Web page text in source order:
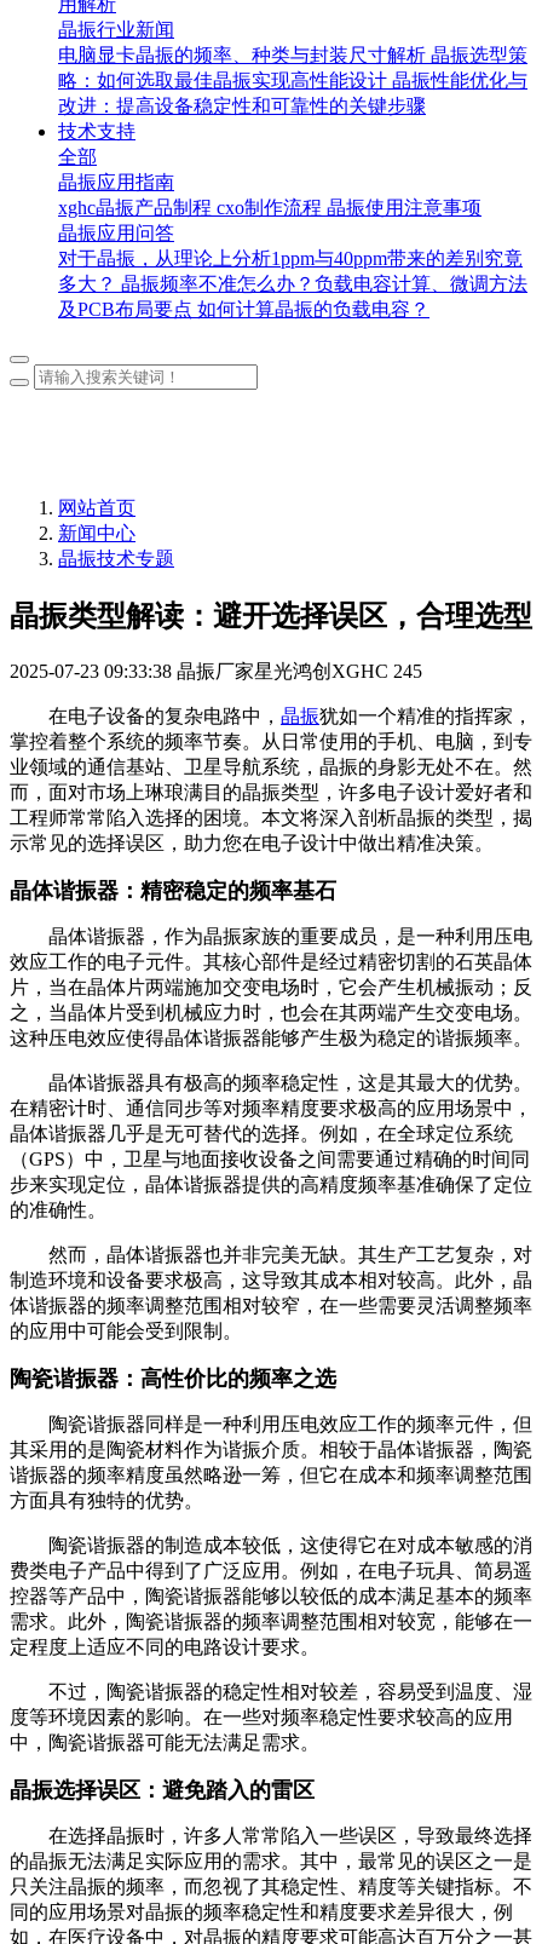
用解析
晶振行业新闻
电脑显卡晶振的频率、种类与封装尺寸解析 晶振选型策
略：如何选取最佳晶振实现高性能设计 晶振性能优化与
改进：提高设备稳定性和可靠性的关键步骤
技术支持
全部
晶振应用指南
xghc晶振产品制程 cxo制作流程 晶振使用注意事项
晶振应用问答
对于晶振，从理论上分析1ppm与40ppm带来的差别究竟
多大？ 晶振频率不准怎么办？负载电容计算、微调方法
及PCB布局要点 如何计算晶振的负载电容？
网站首页
新闻中心
晶振技术专题
晶振类型解读：避开选择误区，合理选型
2025-07-23 09:33:38 晶振厂家星光鸿创XGHC 245
在电子设备的复杂电路中， 晶振犹如一个精准的指挥家，
掌控着整个系统的频率节奏。从日常使用的手机、电脑，到专
业领域的通信基站、卫星导航系统，晶振的身影无处不在。然
而，面对市场上琳琅满目的晶振类型，许多电子设计爱好者和
工程师常常陷入选择的困境。本文将深入剖析晶振的类型，揭
示常见的选择误区，助力您在电子设计中做出精准决策。
晶体谐振器：精密稳定的频率基石
晶体谐振器，作为晶振家族的重要成员，是一种利用压电
效应工作的电子元件。其核心部件是经过精密切割的石英晶体
片，当在晶体片两端施加交变电场时，它会产生机械振动；反
之，当晶体片受到机械应力时，也会在其两端产生交变电场。
这种压电效应使得晶体谐振器能够产生极为稳定的谐振频率。
晶体谐振器具有极高的频率稳定性，这是其最大的优势。
在精密计时、通信同步等对频率精度要求极高的应用场景中，
晶体谐振器几乎是无可替代的选择。例如，在全球定位系统
（GPS）中，卫星与地面接收设备之间需要通过精确的时间同
步来实现定位，晶体谐振器提供的高精度频率基准确保了定位
的准确性。
然而，晶体谐振器也并非完美无缺。其生产工艺复杂，对
制造环境和设备要求极高，这导致其成本相对较高。此外，晶
体谐振器的频率调整范围相对较窄，在一些需要灵活调整频率
的应用中可能会受到限制。
陶瓷谐振器：高性价比的频率之选
陶瓷谐振器同样是一种利用压电效应工作的频率元件，但
其采用的是陶瓷材料作为谐振介质。相较于晶体谐振器，陶瓷
谐振器的频率精度虽然略逊一筹，但它在成本和频率调整范围
方面具有独特的优势。
陶瓷谐振器的制造成本较低，这使得它在对成本敏感的消
费类电子产品中得到了广泛应用。例如，在电子玩具、简易遥
控器等产品中，陶瓷谐振器能够以较低的成本满足基本的频率
需求。此外，陶瓷谐振器的频率调整范围相对较宽，能够在一
定程度上适应不同的电路设计要求。
不过，陶瓷谐振器的稳定性相对较差，容易受到温度、湿
度等环境因素的影响。在一些对频率稳定性要求较高的应用
中，陶瓷谐振器可能无法满足需求。
晶振选择误区：避免踏入的雷区
在选择晶振时，许多人常常陷入一些误区，导致最终选择
的晶振无法满足实际应用的需求。其中，最常见的误区之一是
只关注晶振的频率，而忽视了其稳定性、精度等关键指标。不
同的应用场景对晶振的频率稳定性和精度要求差异很大，例
如，在医疗设备中，对晶振的精度要求可能高达百万分之一甚